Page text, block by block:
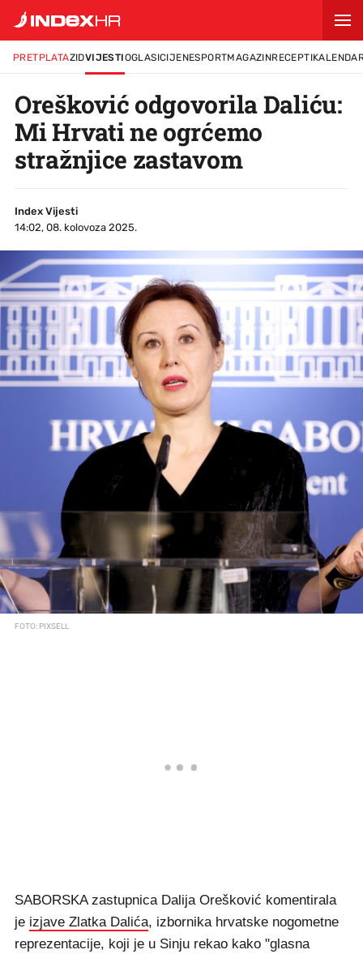
PRETPLATAZIDVIJESTIOGLASICIJENESPORTMAGAZINRECEPTI
Orešković odgovorila Daliću:
Mi Hrvati ne ogrćemo
stražnjice zastavom
Index Vijesti
14:02, 08. kolovoza 2025.
FOTO: PIXSELL
SABORSKA zastupnica Dalija Orešković komentirala
je izjave Zlatka Dalića, izbornika hrvatske nogometne
reprezentacije, koji je u Sinju rekao kako "glasna